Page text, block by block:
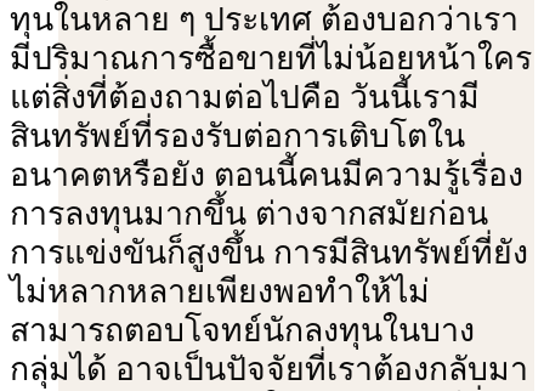
ทุนในหลาย ๆ ประเทศ ต้องบอกว่าเรา
มีปริมาณการซื้อขายที่ไม่น้อยหน้าใคร
แต่สิ่งที่ต้องถามต่อไปคือ วันนี้เรามี
สินทรัพย์ที่รองรับต่อการเติบโตใน
อนาคตหรือยัง ตอนนี้คนมีความรู้เรื่อง
การลงทุนมากขึ้น ต่างจากสมัยก่อน
การแข่งขันก็สูงขึ้น การมีสินทรัพย์ที่ยัง
ไม่หลากหลายเพียงพอทําให้ไม่
สามารถตอบโจทย์นักลงทุนในบาง
กลุ่มได้ อาจเป็นปัจจัยที่เราต้องกลับมา